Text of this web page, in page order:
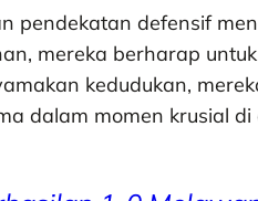
pendekatan defensif
mereka berharap
kedudukan,
dalam momen krusial di